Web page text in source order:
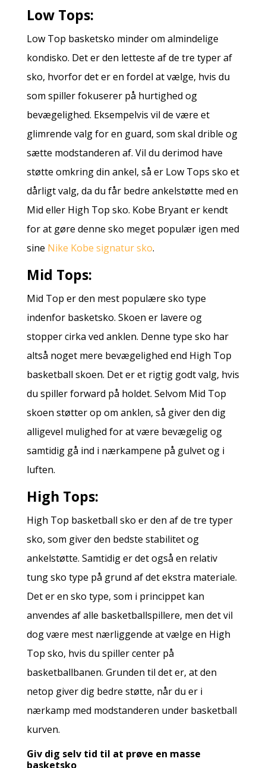
Low Tops:
Low Top basketsko minder om almindelige
kondisko. Det er den letteste af de tre typer af
sko, hvorfor det er en fordel at vælge, hvis du
som spiller fokuserer på hurtighed og
bevægelighed. Eksempelvis vil de være et
glimrende valg for en guard, som skal drible og
sætte modstanderen af. Vil du derimod have
støtte omkring din ankel, så er Low Tops sko et
dårligt valg, da du får bedre ankelstøtte med en
Mid eller High Top sko. Kobe Bryant er kendt
for at gøre denne sko meget populær igen med
sine Nike Kobe signatur sko.
Mid Tops:
Mid Top er den mest populære sko type
indenfor basketsko. Skoen er lavere og
stopper cirka ved anklen. Denne type sko har
altså noget mere bevægelighed end High Top
basketball skoen. Det er et rigtig godt valg, hvis
du spiller forward på holdet. Selvom Mid Top
skoen støtter op om anklen, så giver den dig
alligevel mulighed for at være bevægelig og
samtidig gå ind i nærkampene på gulvet og i
luften.
High Tops:
High Top basketball sko er den af de tre typer
sko, som giver den bedste stabilitet og
ankelstøtte. Samtidig er det også en relativ
tung sko type på grund af det ekstra materiale.
Det er en sko type, som i princippet kan
anvendes af alle basketballspillere, men det vil
dog være mest nærliggende at vælge en High
Top sko, hvis du spiller center på
basketballbanen. Grunden til det er, at den
netop giver dig bedre støtte, når du er i
nærkamp med modstanderen under basketball
kurven.
Giv dig selv tid til at prøve en masse
basketsko